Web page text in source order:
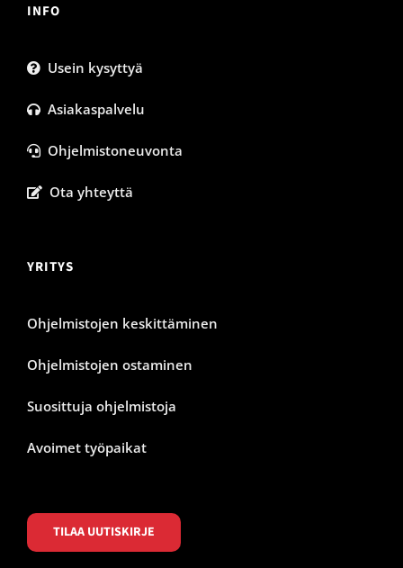
INFO
Usein kysyttyä
Asiakaspalvelu
Ohjelmistoneuvonta
Ota yhteyttä
YRITYS
Ohjelmistojen keskittäminen
Ohjelmistojen ostaminen
Suosittuja ohjelmistoja
Avoimet työpaikat
TILAA UUTISKIRJE